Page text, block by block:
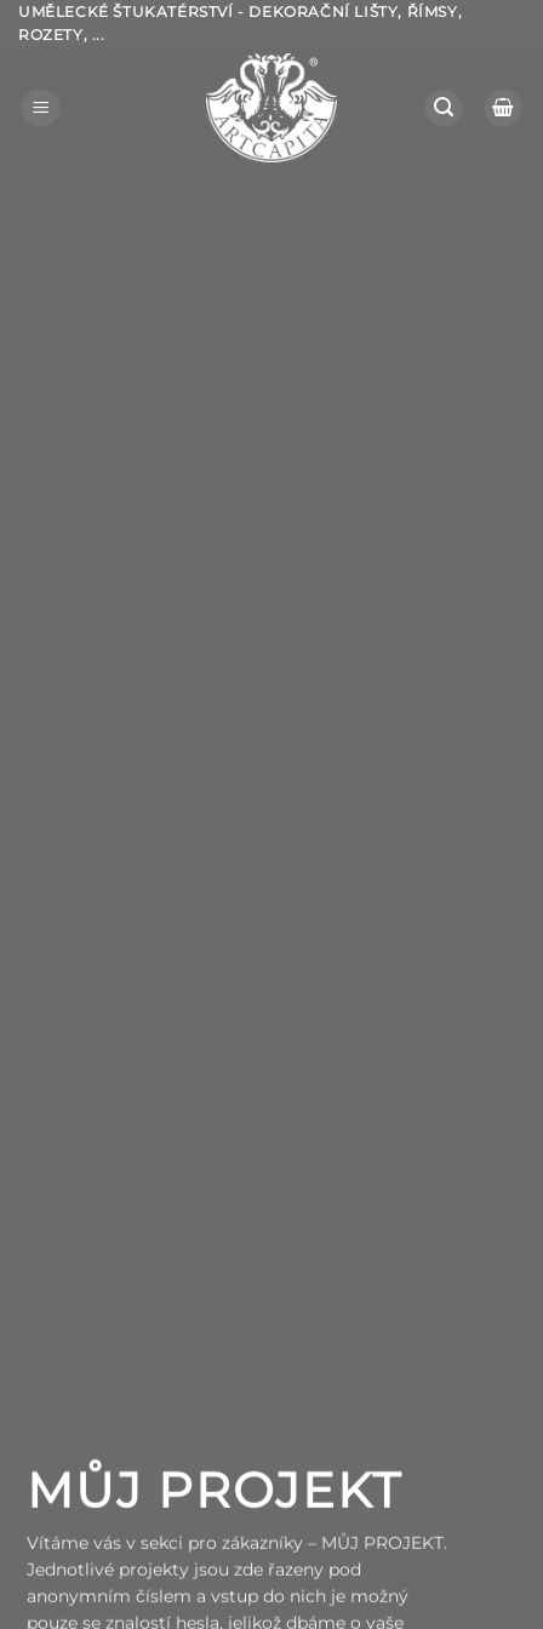
Přeskočit
na
UMĚLECKÉ ŠTUKATÉRSTVÍ - DEKORAČNÍ LIŠTY, ŘÍMSY,
ROZETY, ...
MŮJ PROJEKT
Vítáme vás v sekci pro zákazníky – MŮJ PROJEKT.
Jednotlivé projekty jsou zde řazeny pod
anonymním číslem a vstup do nich je možný
pouze se znalostí hesla, jelikož dbáme o vaše